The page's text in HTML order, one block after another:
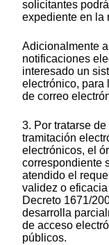
solicitantes
expediente en la
Adicionalmente
notificaciones
interesado un
electrónico, para
de correo
3. Por tratarse
tramitación
electrónicos, el
correspondiente
atendido el
validez o
Decreto 1671/
desarrolla
de acceso
públicos.